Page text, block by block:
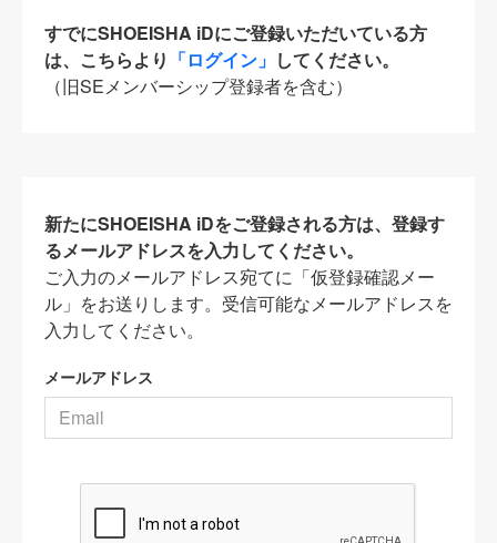
すでにSHOEISHA iDにご登録いただいている方
は、こちらより 「ログイン」 してください。
（旧SEメンバーシップ登録者を含む）
新たにSHOEISHA iDをご登録される方は、登録す
るメールアドレスを入力してください。
ご入力のメールアドレス宛てに「仮登録確認メー
ル」をお送りします。受信可能なメールアドレスを
入力してください。
メールアドレス